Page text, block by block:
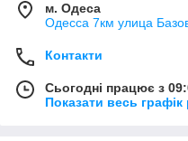
м. Одеса
Одесса 7км улица
Контакти
Сьогодні працює з
Показати весь графік